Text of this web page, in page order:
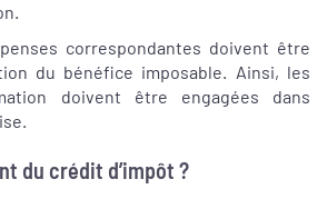
correspondantes doivent être
du bénéfice imposable. Ainsi, les
doivent être engagées dans
du crédit d’impôt ?